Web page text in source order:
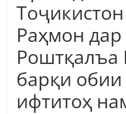
Раҳмон
Роштқалъа
барқи
ифтитоҳ